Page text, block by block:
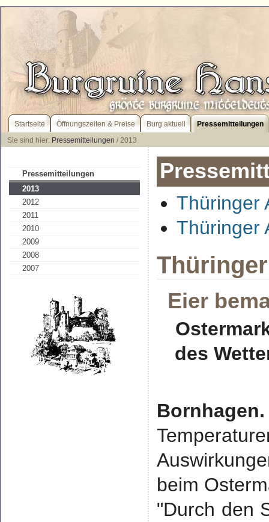
Startseite Öffnungszeiten & Preise Burg aktuell
Pressemitteilungen
Sie sind hier: Pressemitteilungen / 2013
Pressemitteilungen
2013
2012
2011
2010
2009
2008
2007
Thüringer
Thüringer
Eier
des
Bornhagen.
beim
"Durch den